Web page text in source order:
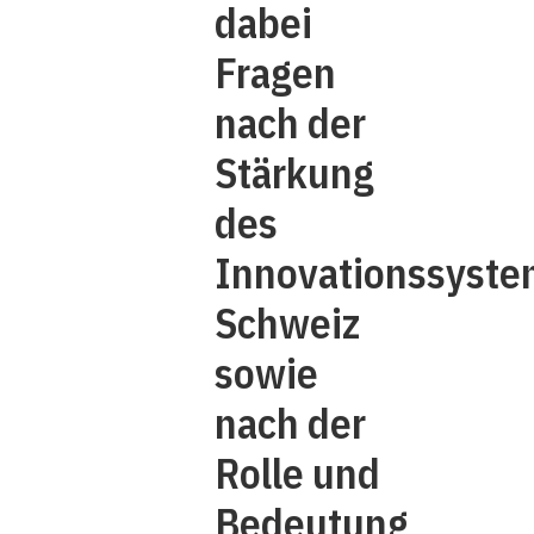
dabei
Fragen
nach der
Stärkung
des
Schweiz
sowie
nach der
Rolle und